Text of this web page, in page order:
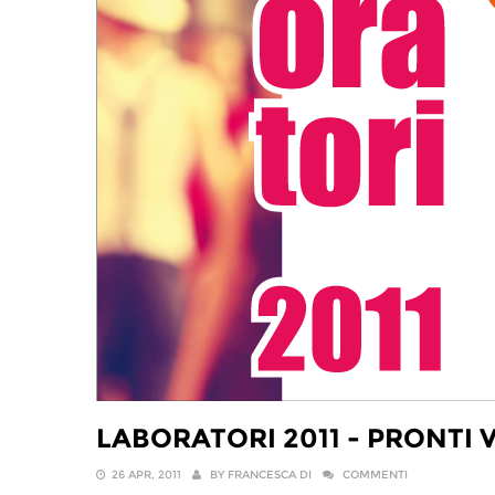
LABORATORI 2011 - PRONTI
26 APR, 2011 BY FRANCESCA DI COMMENTI